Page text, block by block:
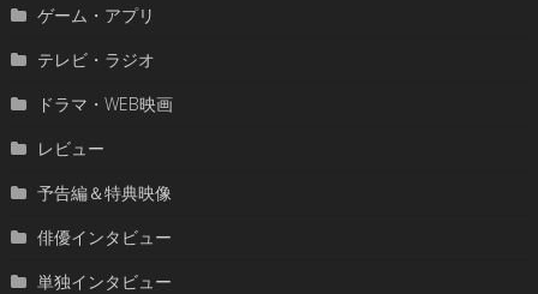
ゲーム・アプリ
テレビ・ラジオ
ドラマ・WEB映画
レビュー
予告編＆特典映像
俳優インタビュー
単独インタビュー